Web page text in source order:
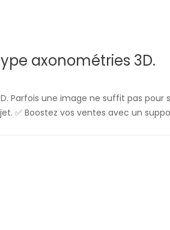
axonométries 3D.
Parfois une image ne suffit pas
✅ Boostez vos ventes avec un